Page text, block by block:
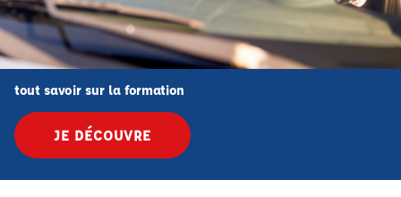
tout savoir sur la formation
JE DÉCOUVRE